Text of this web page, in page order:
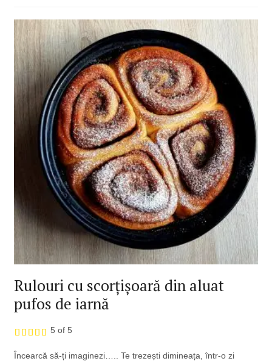
Rulouri cu scorțișoară din aluat
pufos de iarnă
5 of 5
Încearcă să-ți imaginezi….. Te trezești dimineața, într-o zi